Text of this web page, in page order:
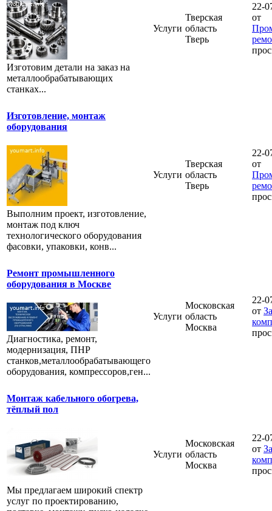
Изготовим детали на заказ на
металлообрабатывающих
станках...
Услуги
Тверская
область
Тверь
22-
от
Изготовление, монтаж
оборудования
Выполним проект, изготовление,
монтаж под ключ
технологического оборудования
фасовки, упаковки, конв...
Услуги
Тверская
область
Тверь
22-
от
Ремонт промышленного
оборудования в Москве
Диагностика, ремонт,
модернизация, ПНР
станков,металлообрабатывающего
оборудования, компрессоров,ген...
Услуги
Московская
область
Москва
22-
от
Монтаж кабельного обогрева,
тёплый пол
Мы предлагаем широкий спектр
услуг по проектированию,
Услуги
Московская
область
Москва
22-
от